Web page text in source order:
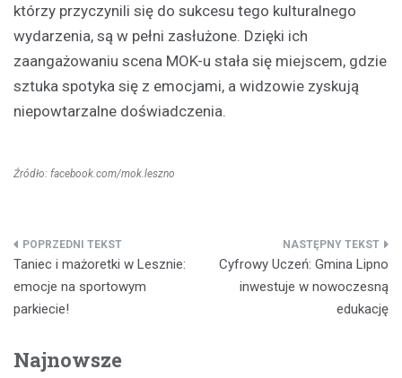
którzy przyczynili się do sukcesu tego kulturalnego
wydarzenia, są w pełni zasłużone. Dzięki ich
zaangażowaniu scena MOK-u stała się miejscem, gdzie
sztuka spotyka się z emocjami, a widzowie zyskują
niepowtarzalne doświadczenia.
Źródło: facebook.com/mok.leszno
Nawigacja
wpisu
Taniec i mażoretki w Lesznie:
emocje na sportowym
parkiecie!
Cyfrowy Uczeń: Gmina Lipno
inwestuje w nowoczesną
edukację
Najnowsze